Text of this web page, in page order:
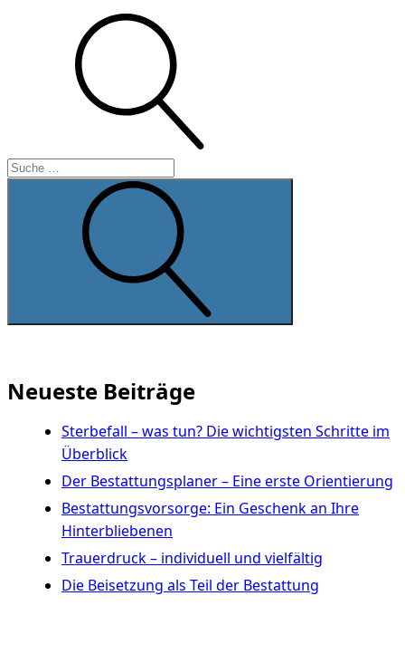
Neueste Beiträge
Sterbefall – was tun? Die wichtigsten Schritte im
Überblick
Der Bestattungsplaner – Eine erste Orientierung
Bestattungsvorsorge: Ein Geschenk an Ihre
Hinterbliebenen
Trauerdruck – individuell und vielfältig
Die Beisetzung als Teil der Bestattung